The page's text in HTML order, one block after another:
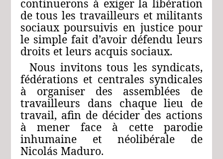
continuerons à exiger la libération
de tous les travailleurs et militants
sociaux poursuivis en justice pour
le simple fait d’avoir défendu leurs
droits et leurs acquis sociaux.
Nous invitons tous les syndicats,
fédérations et centrales syndicales
à organiser des assemblées de
travailleurs dans chaque lieu de
travail, afin de décider des actions
à mener face à cette parodie
inhumaine et néolibérale de
Nicolás Maduro.